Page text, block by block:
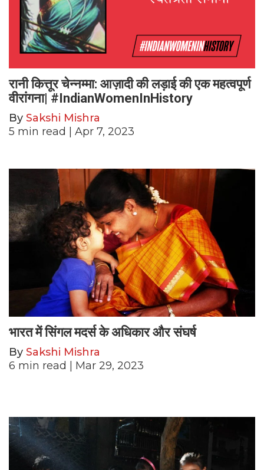
रानी कित्तूर चेन्नम्मा: आज़ादी की लड़ाई की एक महत्वपूर्ण
वीरांगना| #IndianWomenInHistory
By Sakshi Mishra
5 min read | Apr 7, 2023
भारत में सिंगल मदर्स के अधिकार और संघर्ष
By Sakshi Mishra
6 min read | Mar 29, 2023